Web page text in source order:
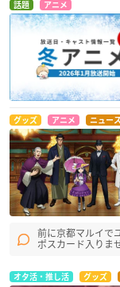
▼ご予約・ご購入
アニメイト
話題 アニメ
グッズ アニメ ニュース
前に京都マルイで
ポスカード入りま
オタ活・推し活 グッズ